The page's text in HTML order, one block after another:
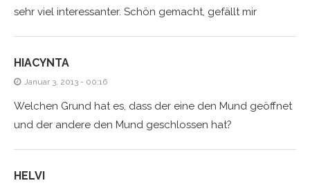
sehr viel interessanter. Schön gemacht, gefällt mir
HIACYNTA
Januar 3, 2013 - 00:16
Welchen Grund hat es, dass der eine den Mund geöffnet
und der andere den Mund geschlossen hat?
HELVI